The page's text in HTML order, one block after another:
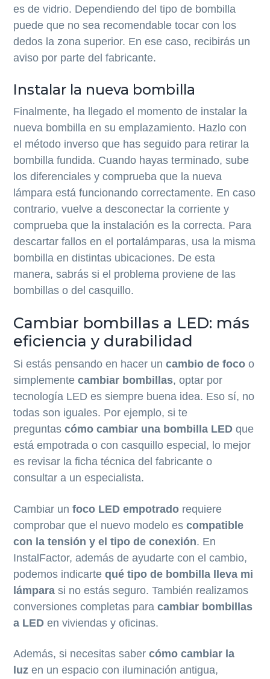
es de vidrio. Dependiendo del tipo de bombilla
puede que no sea recomendable tocar con los
dedos la zona superior. En ese caso, recibirás un
aviso por parte del fabricante.
Instalar la nueva bombilla
Finalmente, ha llegado el momento de instalar la
nueva bombilla en su emplazamiento. Hazlo con
el método inverso que has seguido para retirar la
bombilla fundida. Cuando hayas terminado, sube
los diferenciales y comprueba que la nueva
lámpara está funcionando correctamente. En caso
contrario, vuelve a desconectar la corriente y
comprueba que la instalación es la correcta. Para
descartar fallos en el portalámparas, usa la misma
bombilla en distintas ubicaciones. De esta
manera, sabrás si el problema proviene de las
bombillas o del casquillo.
Cambiar bombillas a LED: más
eficiencia y durabilidad
Si estás pensando en hacer uncambio de foco o
simplementecambiar bombillas, optar por
tecnología LED es siempre buena idea. Eso sí, no
todas son iguales. Por ejemplo, si te
preguntascómo cambiar una bombilla LED que
está empotrada o con casquillo especial, lo mejor
es revisar la ficha técnica del fabricante o
consultar a un especialista.
Cambiar unfoco LED empotrado requiere
comprobar que el nuevo modelo escompatible
con la tensión y el tipo de conexión. En
InstalFactor, además de ayudarte con el cambio,
podemos indicartequé tipo de bombilla lleva mi
lámpara si no estás seguro. También realizamos
conversiones completas paracambiar bombillas
a LED en viviendas y oficinas.
Además, si necesitas sabercómo cambiar la
luz en un espacio con iluminación antigua,